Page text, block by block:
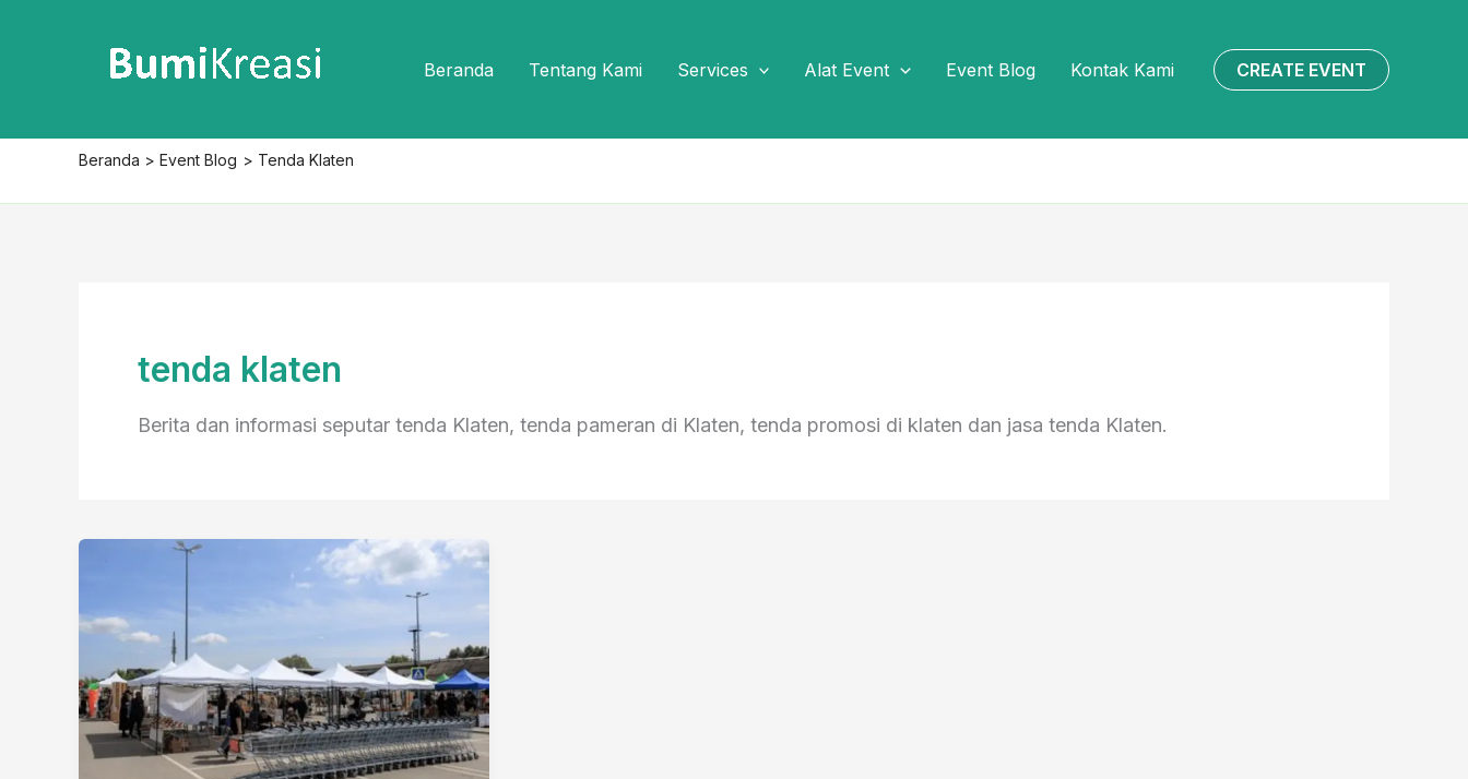
Beranda Tentang Kami Services Alat Event Event Blog Kontak Kami CREATE EVENT
Beranda Event Blog Tenda Klaten
tenda klaten
Berita dan informasi seputar tenda Klaten, tenda pameran di Klaten, tenda promosi di klaten dan jasa tenda Klaten.